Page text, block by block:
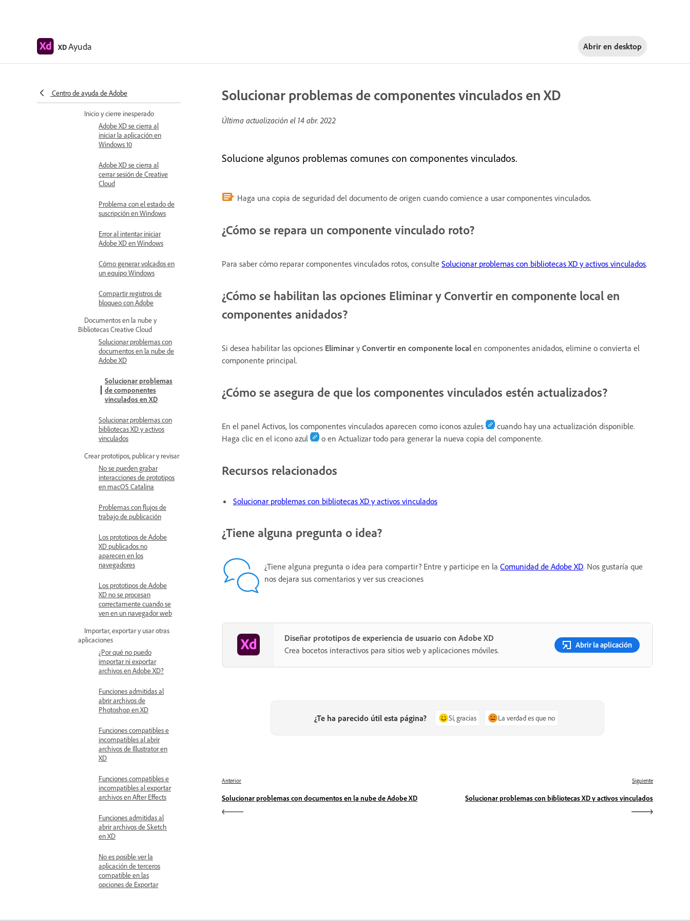
XDAyuda Abrir en desktop
Centro de ayuda de Adobe
Windows 10
en Adobe XD
Inicio y cierre inesperado
Adobe XD se cierra al
iniciar la aplicación en
Windows 10
Adobe XD se cierra al
cerrar sesión de Creative
Cloud
Problema con el estado de
suscripción en Windows
Error al intentar iniciar
Adobe XD en Windows
Cómo generar volcados en
un equipo Windows
Compartir registros de
bloqueo con Adobe
Documentos en la nube y
Bibliotecas Creative Cloud
Solucionar problemas con
documentos en la nube de
Adobe XD
Solucionar problemas
de componentes
vinculados en XD
Solucionar problemas con
bibliotecas XD y activos
vinculados
Crear prototipos, publicar y revisar
No se pueden grabar
interacciones de prototipos
en macOS Catalina
Problemas con flujos de
trabajo de publicación
Los prototipos de Adobe
XD publicados no
aparecen en los
navegadores
Los prototipos de Adobe
XD no se procesan
correctamente cuando se
ven en un navegador web
Importar, exportar y usar otras
aplicaciones
¿Por qué no puedo
importar ni exportar
archivos en Adobe XD?
Funciones admitidas al
abrir archivos de
Photoshop en XD
Funciones compatibles e
incompatibles al abrir
archivos de Illustrator en
XD
Funciones compatibles e
incompatibles al exportar
archivos en After Effects
Funciones admitidas al
abrir archivos de Sketch
en XD
No es posible ver la
aplicación de terceros
compatible en las
opciones de Exportar
Solucionar problemas de componentes vinculados en XD
Última actualización el 14 abr. 2022
Solucione algunos problemas comunes con componentes vinculados.
Haga una copia de seguridad del documento de origen cuando comience a usar componentes vinculados.
¿Cómo se repara un componente vinculado roto?
Para saber cómo reparar componentes vinculados rotos, consulte Solucionar problemas con bibliotecas XD y activos vinculados.
¿Cómo se habilitan las opciones Eliminar y Convertir en componente local en
componentes anidados?
Si desea habilitar las opciones Eliminar y Convertir en componente local en componentes anidados, elimine o convierta el
componente principal.
¿Cómo se asegura de que los componentes vinculados estén actualizados?
En el panel Activos, los componentes vinculados aparecen como iconos azules
cuando hay una actualización disponible.
Haga clic en el icono azul
o en Actualizar todo para generar la nueva copia del componente.
Recursos relacionados
Solucionar problemas con bibliotecas XD y activos vinculados
¿Tiene alguna pregunta o idea?
¿Tiene alguna pregunta o idea para compartir? Entre y participe en la Comunidad de Adobe XD. Nos gustaría que
nos dejara sus comentarios y ver sus creaciones
Diseñar prototipos de experiencia de usuario con Adobe XD
Crea bocetos interactivos para sitios web y aplicaciones móviles.
Abrir la aplicación
¿Te ha parecido útil esta página? Sí, gracias La verdad es que no
Anterior
Solucionar problemas con documentos en la nube de Adobe XD
Siguiente
Solucionar problemas con bibliotecas XD y activos vinculados